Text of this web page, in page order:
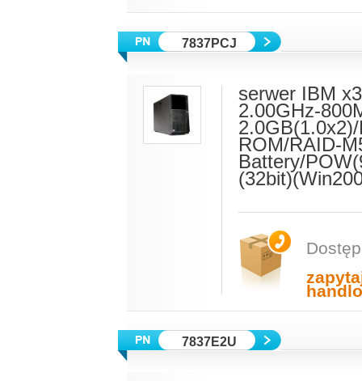
7837PCJ
serwer IBM
2.00GHz-
ROM/RAID-
Battery/
7837E2U